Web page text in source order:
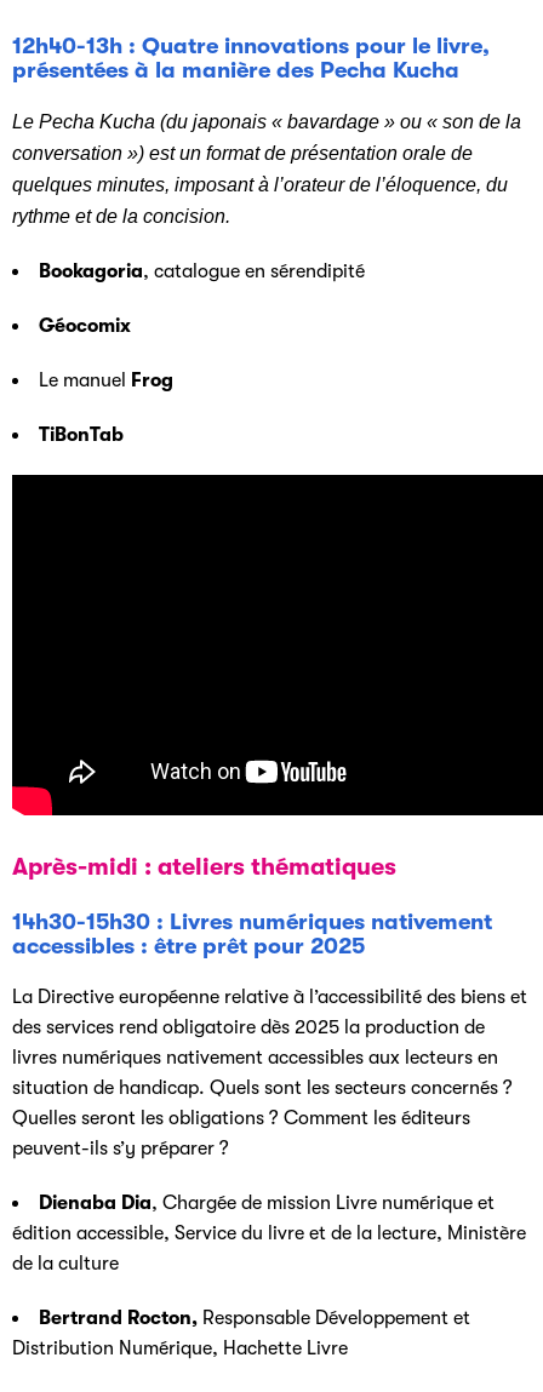
12h40-13h : Quatre innovations pour le livre,
présentées à la manière des Pecha Kucha
Le Pecha Kucha (du japonais « bavardage » ou « son de la
conversation ») est un format de présentation orale de
quelques minutes, imposant à l’orateur de l’éloquence, du
rythme et de la concision.
Bookagoria, catalogue en sérendipité
Géocomix
Le manuel Frog
TiBonTab
Après-midi : ateliers thématiques
14h30-15h30 : Livres numériques nativement
accessibles : être prêt pour 2025
La Directive européenne relative à l’accessibilité des biens et
des services rend obligatoire dès 2025 la production de
livres numériques nativement accessibles aux lecteurs en
situation de handicap. Quels sont les secteurs concernés ?
Quelles seront les obligations ? Comment les éditeurs
peuvent-ils s’y préparer ?
Dienaba Dia, Chargée de mission Livre numérique et
édition accessible, Service du livre et de la lecture, Ministère
de la culture
Bertrand Rocton, Responsable Développement et
Distribution Numérique, Hachette Livre